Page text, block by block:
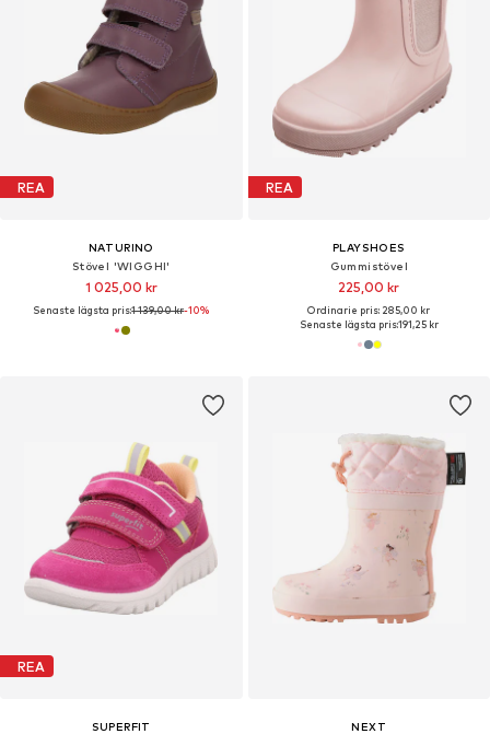
REA
NATURINO
Stövel 'WIGGHI'
1 025,00 kr
Senaste lägsta pris:1 139,00 kr-10%
REA
PLAYSHOES
Gummistövel
225,00 kr
Ordinarie pris: 285,00 kr
Senaste lägsta pris:191,25 kr
REA
SUPERFIT
NEXT